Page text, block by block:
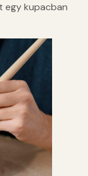
egy kupacban